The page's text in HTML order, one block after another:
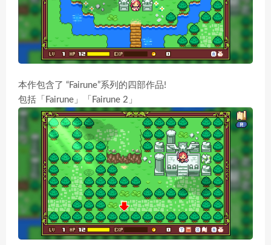
本作包含了 “Fairune”系列的四部作品!
包括「Fairune」「Fairune 2」